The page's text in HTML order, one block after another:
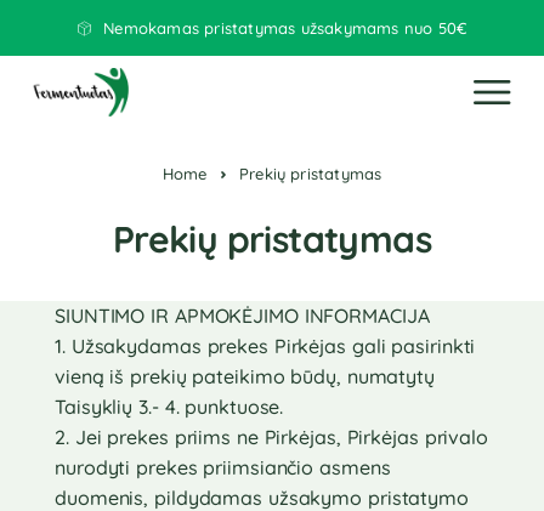
Nemokamas pristatymas užsakymams nuo 50€
Home Prekių pristatymas
Prekių pristatymas
SIUNTIMO IR APMOKĖJIMO INFORMACIJA
1. Užsakydamas prekes Pirkėjas gali pasirinkti
vieną iš prekių pateikimo būdų, numatytų
Taisyklių 3.- 4. punktuose.
2. Jei prekes priims ne Pirkėjas, Pirkėjas privalo
nurodyti prekes priimsiančio asmens
duomenis, pildydamas užsakymo pristatymo